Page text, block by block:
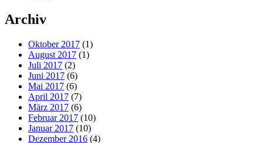
Archiv
Oktober 2017 (1)
August 2017 (1)
Juli 2017 (2)
Juni 2017 (6)
Mai 2017 (6)
April 2017 (7)
März 2017 (6)
Februar 2017 (10)
Januar 2017 (10)
Dezember 2016 (4)